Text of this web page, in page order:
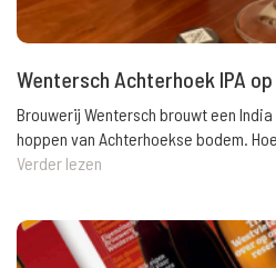
Wentersch Achterhoek IPA
Brouwerij Wentersch brouwt een
hoppen van Achterhoekse bodem.
Verder lezen